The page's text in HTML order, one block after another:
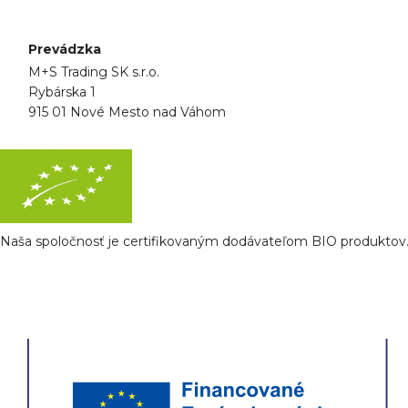
Prevádzka
M+S Trading SK s.r.o.
Rybárska 1
915 01 Nové Mesto nad Váhom
Naša spoločnosť je certifikovaným dodávateľom BIO produktov.